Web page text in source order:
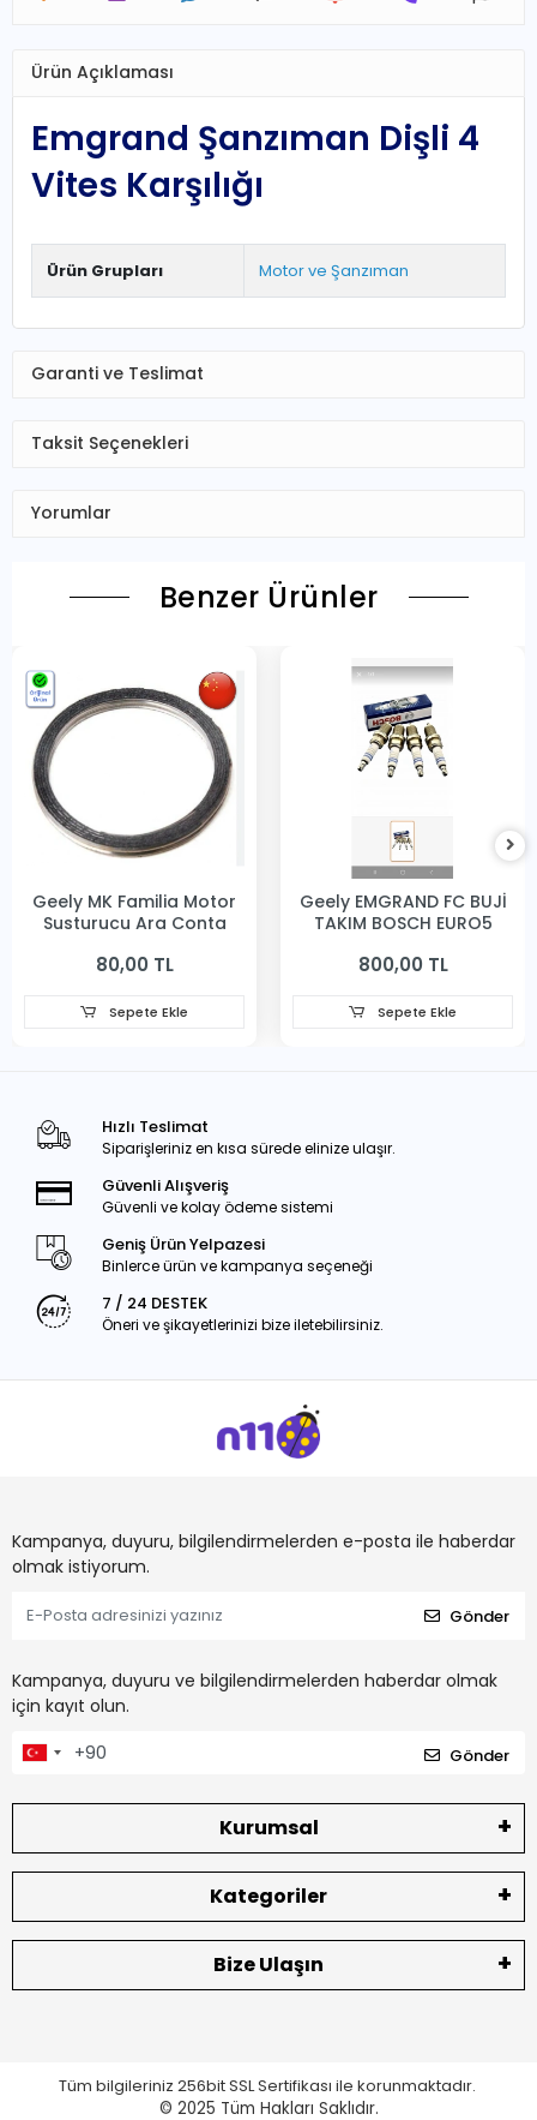
Ürün Açıklaması
Emgrand Şanzıman Dişli 4
Vites Karşılığı
Ürün Grupları Motor ve Şanzıman
Garanti ve Teslimat
Taksit Seçenekleri
Yorumlar
Benzer Ürünler
Geely MK Familia Motor
Susturucu Ara Conta
80,00 TL
Sepete Ekle
Geely EMGRAND FC BUJİ
TAKIM BOSCH EURO5
800,00 TL
Sepete Ekle
Hızlı Teslimat
Siparişleriniz en kısa sürede elinize ulaşır.
Güvenli Alışveriş
Güvenli ve kolay ödeme sistemi
Geniş Ürün Yelpazesi
Binlerce ürün ve kampanya seçeneği
7 / 24 DESTEK
Öneri ve şikayetlerinizi bize iletebilirsiniz.
Kampanya, duyuru, bilgilendirmelerden e-posta ile haberdar
olmak istiyorum.
Gönder
Kampanya, duyuru ve bilgilendirmelerden haberdar olmak
için kayıt olun.
Gönder
Kurumsal
Kategoriler
Bize Ulaşın
Tüm bilgileriniz 256bit SSL Sertifikası ile korunmaktadır.
© 2025 Tüm Hakları Saklıdır.